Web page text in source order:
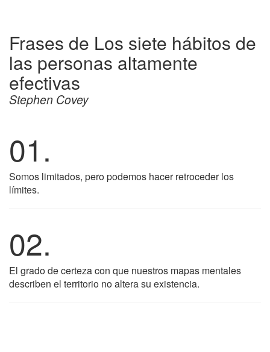
Frases de Los siete hábitos de
las personas altamente
efectivas
Stephen Covey
01.
Somos limitados, pero podemos hacer retroceder los
límites.
02.
El grado de certeza con que nuestros mapas mentales
describen el territorio no altera su existencia.